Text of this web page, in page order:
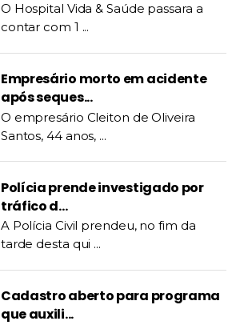
O Hospital Vida & Saúde passara a
contar com 1 ...
Empresário morto em acidente
após seques...
O empresário Cleiton de Oliveira
Santos, 44 anos, ...
Polícia prende investigado por
tráfico d...
A Polícia Civil prendeu, no fim da
tarde desta qui ...
Cadastro aberto para programa
que auxili...